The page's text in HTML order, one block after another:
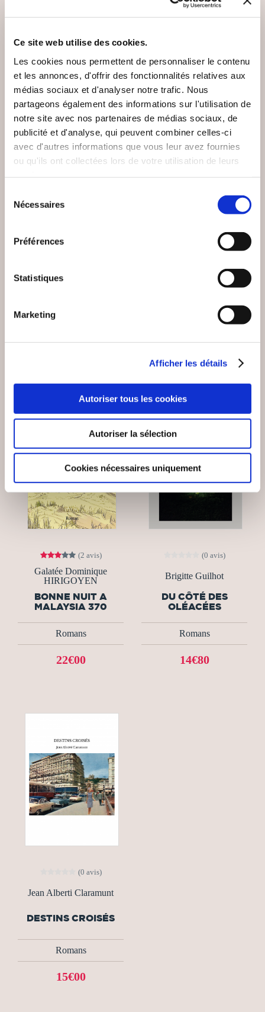
Ce site web utilise des cookies.
Les cookies nous permettent de personnaliser le contenu
et les annonces, d'offrir des fonctionnalités relatives aux
médias sociaux et d'analyser notre trafic. Nous
partageons également des informations sur l'utilisation de
notre site avec nos partenaires de médias sociaux, de
publicité et d'analyse, qui peuvent combiner celles-ci
avec d'autres informations que vous leur avez fournies
ou qu'ils ont collectées lors de votre utilisation de leurs
Nécessaires
Préférences
Statistiques
Marketing
Afficher les détails
Autoriser tous les cookies
Autoriser la sélection
Cookies nécessaires uniquement
VOUS AIMEREZ AUSSI
LES OUBLIÉS DU
Romans
8€00
(0 avis)
UNE ADOPTION
19€00
(2 avis)
Galatée Dominique
HIRIGOYEN
BONNE NUIT A
MALAYSIA 370
Romans
22€00
(0 avis)
Brigitte Guilhot
DU CÔTÉ DES
OLÉACÉES
Romans
14€80
(0 avis)
Jean Alberti Claramunt
DESTINS CROISÉS
Romans
15€00